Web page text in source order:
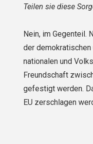
Teilen sie diese
Nein, im Gegenteil.
der
nationalen und
Freundschaft
gefestigt werden.
EU zerschlagen